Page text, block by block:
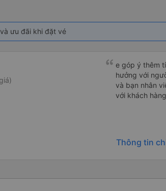
ưu đãi khi đặt vé
e góp ý thêm
hưởng với người khác em vẫn đánh giá
và bạn nhân
với khách hàng
Thông tin